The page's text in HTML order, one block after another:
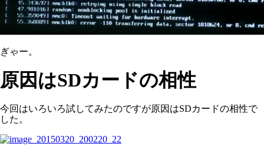
ぎゃー。
原因はSDカードの相性
今回はいろいろ試してみたのですが原因はSDカードの相性で
した。